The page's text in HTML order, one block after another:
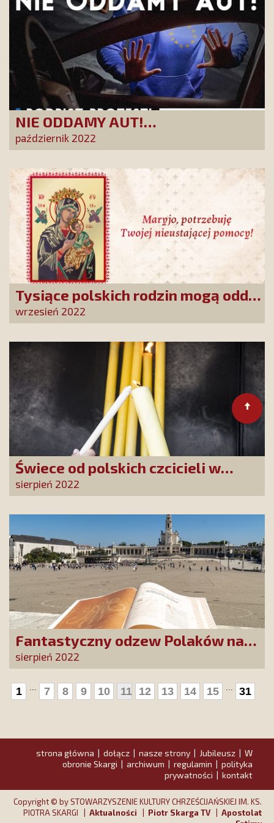
NIE ODDAMY AUT!
Pseudoekologiczna agenda UE
uderzy w każdego
październik 2022
Tysiące polskich rodzin mogą oddać
się nieustającej pomocy Matki
Bożej!
wrzesień 2022
Świece od polskich czcicieli w
Fatimie
sierpień 2022
Fantastyczny odzew Polaków na
wezwanie do poświęcenia domu
Maryi
sierpień 2022
1 ... 7 8 9 10 11 12 13 14 15 ... 31
strona główna dołącz nasze strony Jubileusz
W
obronie Skargi
archiwum regulamin
polityka
prywatności
kontakt
Copyright © by STOWARZYSZENIE KULTURY CHRZEŚCIJAŃSKIEJ IM. KS.
PIOTRA SKARGI | Aktualności Piotr Skarga TV
Apostolat